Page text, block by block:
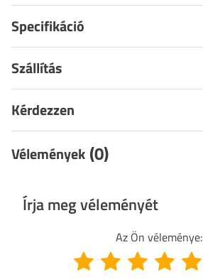
Specifikáció
Szállítás
Kérdezzen
Vélemények (0)
Írja meg véleményét
Az Ön véleménye: